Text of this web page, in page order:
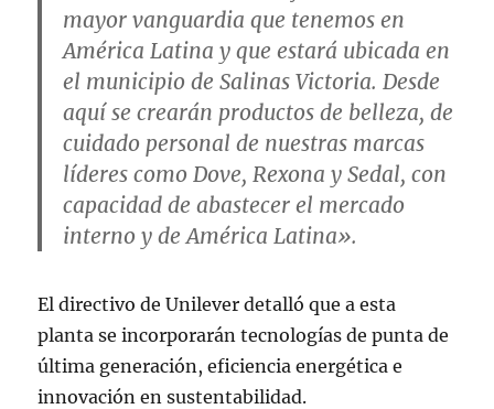
mayor vanguardia que tenemos en
América Latina y que estará ubicada en
el municipio de Salinas Victoria. Desde
aquí se crearán productos de belleza, de
cuidado personal de nuestras marcas
líderes como Dove, Rexona y Sedal, con
capacidad de abastecer el mercado
interno y de América Latina».
El directivo de Unilever detalló que a esta
planta se incorporarán tecnologías de punta de
última generación, eficiencia energética e
innovación en sustentabilidad.